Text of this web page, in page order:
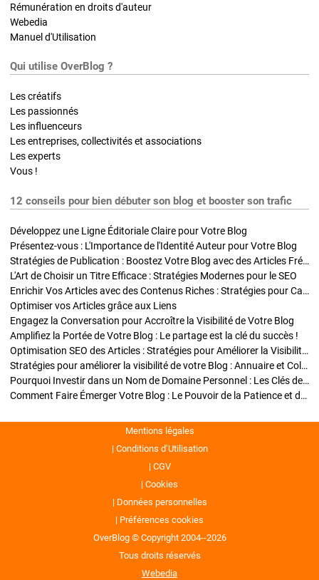
Rémunération en droits d'auteur
Webedia
Manuel d'Utilisation
Qui utilise OverBlog ?
Les créatifs
Les passionnés
Les influenceurs
Les entreprises, collectivités et associations
Les experts
Vous !
12 conseils pour bien débuter son blog et booster son trafic
Développez une Ligne Éditoriale Claire pour Votre Blog
Présentez-vous : L'Importance de l'Identité Auteur pour Votre Blog
Stratégies de Publication : Boostez Votre Blog avec des Articles Fréquents et Exclusifs
L'Art de Choisir un Titre Efficace : Stratégies Modernes pour le SEO
Enrichir Vos Articles avec des Contenus Riches : Stratégies pour Captiver et Optimiser
Optimiser vos Articles grâce aux Liens
Engagez la Conversation pour Accroître la Visibilité de Votre Blog
Amplifiez la Portée de Votre Blog : Le partage est la clé du succès !
Optimisation SEO des Articles : Stratégies pour Améliorer la Visibilité de Votre Blog
Stratégies pour améliorer la visibilité de votre Blog : Annuaire et Collaborations
Pourquoi Investir dans un Nom de Domaine Personnel : Les Clés de la Réussite de Votre Blog
Comment Faire Émerger Votre Blog : Le Pouvoir de la Patience et de la Persévérance
Mentions légales
Conditions d’Utilisation
CGV
Cookies
Données personnelles
Préférences cookies
OverBlog © Copyright 2004--2026
Tous droits réservés
Webedia